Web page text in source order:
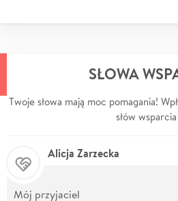
SŁOWA
Twoje słowa mają moc pomagania!
słów
Alicja Zarzecka
Mój przyjaciel